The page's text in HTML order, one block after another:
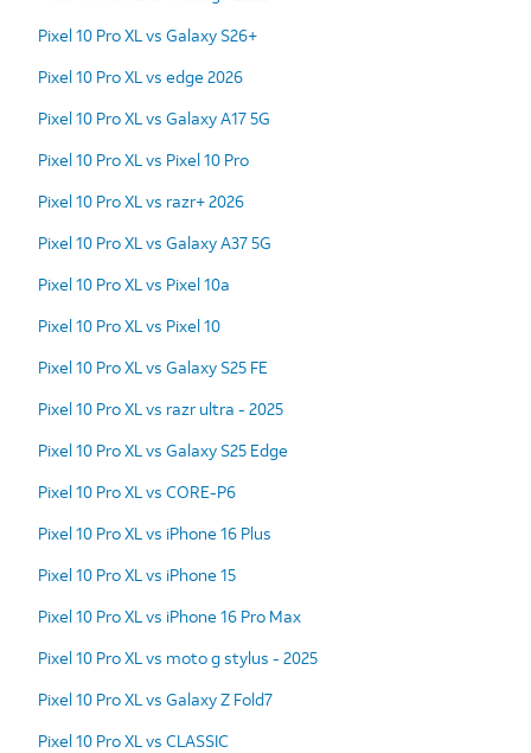
Pixel 10 Pro XL vs Galaxy S26+
Pixel 10 Pro XL vs edge 2026
Pixel 10 Pro XL vs Galaxy A17 5G
Pixel 10 Pro XL vs Pixel 10 Pro
Pixel 10 Pro XL vs razr+ 2026
Pixel 10 Pro XL vs Galaxy A37 5G
Pixel 10 Pro XL vs Pixel 10a
Pixel 10 Pro XL vs Pixel 10
Pixel 10 Pro XL vs Galaxy S25 FE
Pixel 10 Pro XL vs razr ultra - 2025
Pixel 10 Pro XL vs Galaxy S25 Edge
Pixel 10 Pro XL vs CORE-P6
Pixel 10 Pro XL vs iPhone 16 Plus
Pixel 10 Pro XL vs iPhone 15
Pixel 10 Pro XL vs iPhone 16 Pro Max
Pixel 10 Pro XL vs moto g stylus - 2025
Pixel 10 Pro XL vs Galaxy Z Fold7
Pixel 10 Pro XL vs CLASSIC